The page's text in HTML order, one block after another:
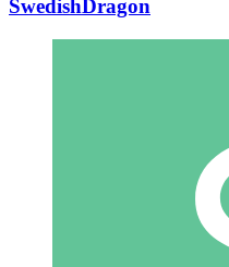
SwedishDragon